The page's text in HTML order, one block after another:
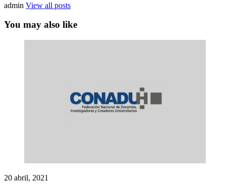
admin View all posts
You may also like
20 abril, 2021